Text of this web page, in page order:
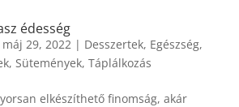
édesség
máj 29, 2022| Desszertek, Egészség,
, Sütemények, Táplálkozás
elkészíthető finomság, akár